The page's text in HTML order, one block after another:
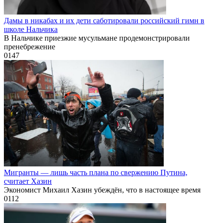
Дамы в никабах и их дети саботировали российский гимн в
школе Нальчика
В Нальчике приезжие мусульмане продемонстрировали
пренебрежение
0147
Мигранты — лишь часть плана по свержению Путина,
считает Хазин
Экономист Михаил Хазин убеждён, что в настоящее время
0112